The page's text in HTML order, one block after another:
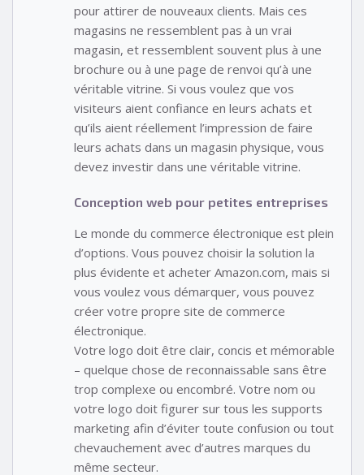
pour attirer de nouveaux clients. Mais ces
magasins ne ressemblent pas à un vrai
magasin, et ressemblent souvent plus à une
brochure ou à une page de renvoi qu’à une
véritable vitrine. Si vous voulez que vos
visiteurs aient confiance en leurs achats et
qu’ils aient réellement l’impression de faire
leurs achats dans un magasin physique, vous
devez investir dans une véritable vitrine.
Conception web pour petites entreprises
Le monde du commerce électronique est plein
d’options. Vous pouvez choisir la solution la
plus évidente et acheter Amazon.com, mais si
vous voulez vous démarquer, vous pouvez
créer votre propre site de commerce
électronique.
Votre logo doit être clair, concis et mémorable
– quelque chose de reconnaissable sans être
trop complexe ou encombré. Votre nom ou
votre logo doit figurer sur tous les supports
marketing afin d’éviter toute confusion ou tout
chevauchement avec d’autres marques du
même secteur.